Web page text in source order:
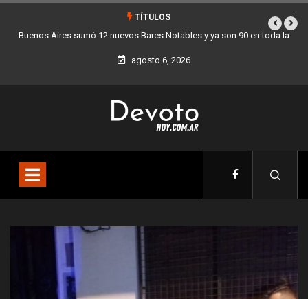
TÍTULOS
90 en toda la Los stands móviles de la Ciudad llegan esta semana a
agosto 6, 2026